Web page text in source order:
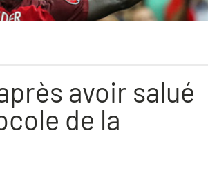
avoir salué
de la